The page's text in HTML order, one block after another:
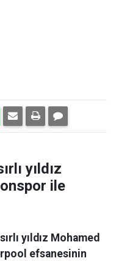
yıldız
ile
yıldız Mohamed
efsanesinin